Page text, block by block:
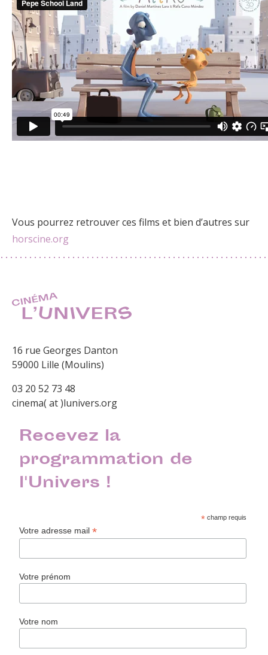
Vous pourrez retrouver ces films et bien d’autres sur
horscine.org
16 rue Georges Danton
59000 Lille (Moulins)
03 20 52 73 48
cinema( at )lunivers.org
Recevez la
programmation de
l'Univers !
* champ requis
Votre adresse mail*
Votre prénom
Votre nom